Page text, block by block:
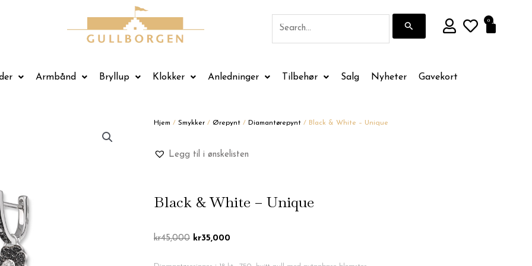
0
Armbånd Bryllup Klokker Anledninger Tilbehør Salg Nyheter Gavekort
Hjem / Smykker / Ørepynt / Diamantørepynt / Black & White – Unique
Legg til i ønskelisten
Black & White – Unique
kr45,000 Opprinnelig
kr35,000